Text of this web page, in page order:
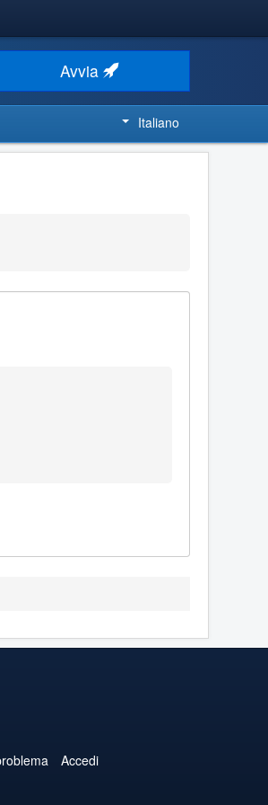
Avvia
Italiano
Accedi